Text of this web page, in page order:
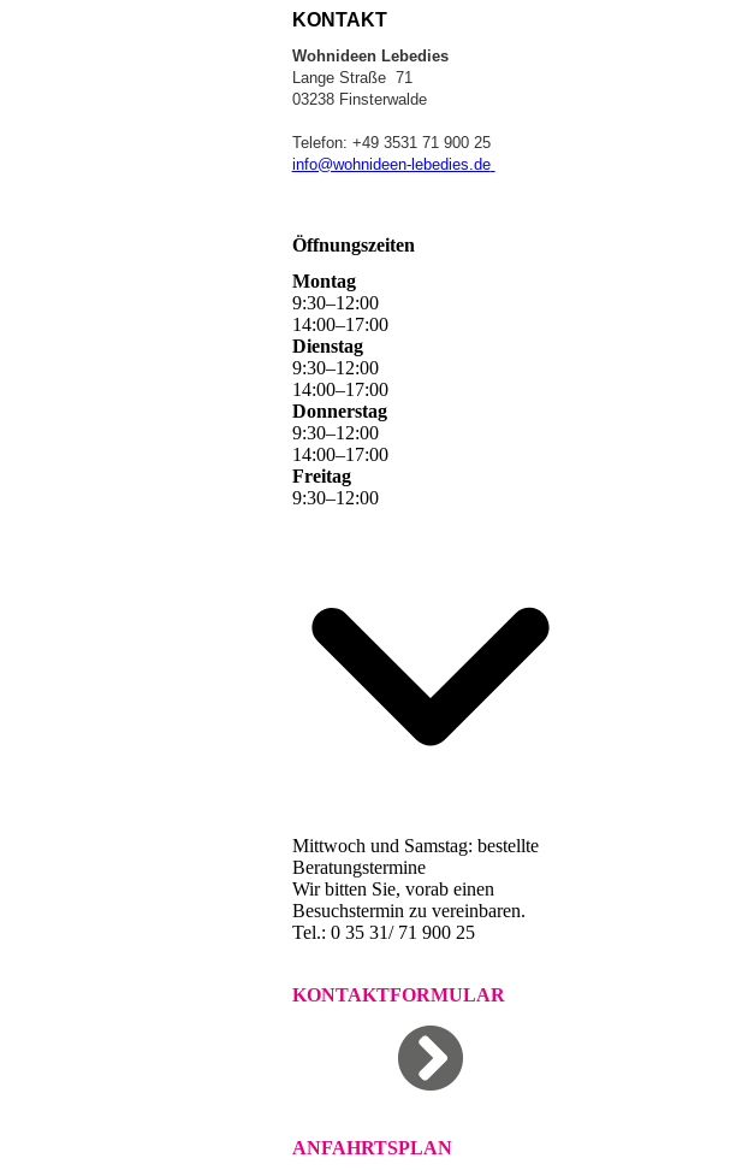
KONTAKT
Wohnideen Lebedies
Lange Straße 71
03238 Finsterwalde
Telefon: +49 3531 71 900 25
info@wohnideen-lebedies.de
Öffnungszeiten
Montag
9:30–12:00
14:00–17:00
Dienstag
9:30–12:00
14:00–17:00
Donnerstag
9:30–12:00
14:00–17:00
Freitag
9:30–12:00
Mittwoch und Samstag: bestellte
Beratungstermine
Wir bitten Sie, vorab einen
Besuchstermin zu vereinbaren.
Tel.: 0 35 31/ 71 900 25
KONTAKTFORMULAR
ANFAHRTSPLAN